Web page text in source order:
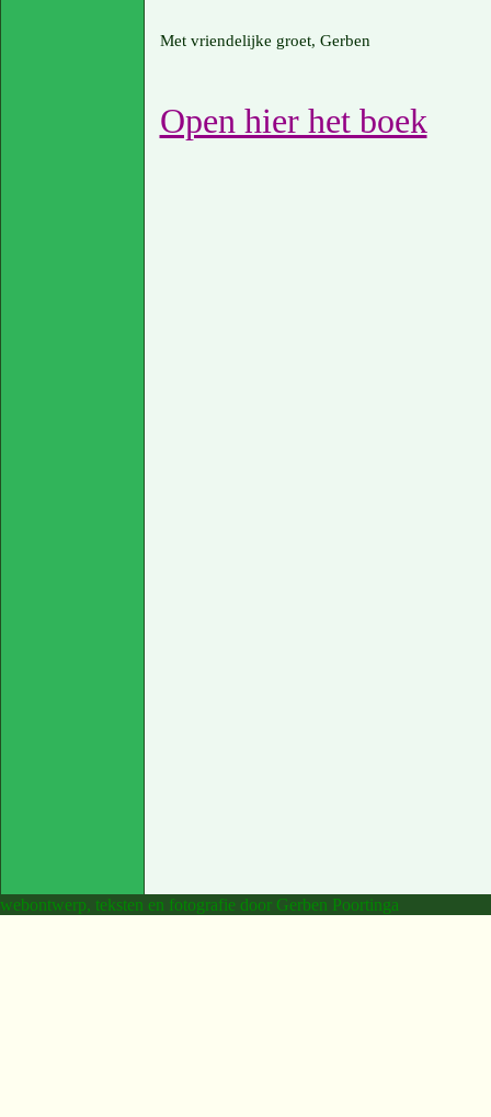
Met vriendelijke groet, Gerben
Open hier het boek
webontwerp, teksten en fotografie door Gerben Poortinga